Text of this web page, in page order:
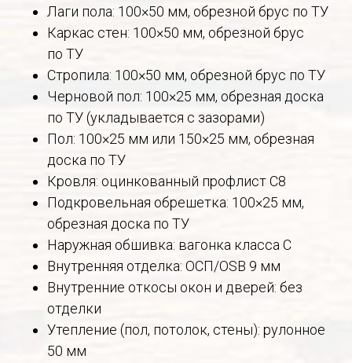
Лаги пола: 100×50 мм, обрезной брус по ТУ
Каркас стен: 100×50 мм, обрезной брус
по ТУ
Стропила: 100×50 мм, обрезной брус по ТУ
Черновой пол: 100×25 мм, обрезная доска
по ТУ (укладывается с зазорами)
Пол: 100×25 мм или 150×25 мм, обрезная
доска по ТУ
Кровля: оцинкованный профлист С8
Подкровельная обрешетка: 100×25 мм,
обрезная доска по ТУ
Наружная обшивка: вагонка класса С
Внутренняя отделка: ОСП/OSB 9 мм
Внутренние откосы окон и дверей: без
отделки
Утепление (пол, потолок, стены): рулонное
50 мм